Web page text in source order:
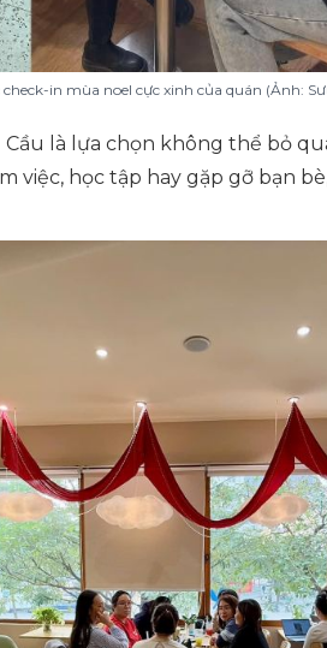
check-in mùa noel cực xinh của quán (Ảnh:
là lựa chọn không thể bỏ
việc, học tập hay gặp gỡ bạn